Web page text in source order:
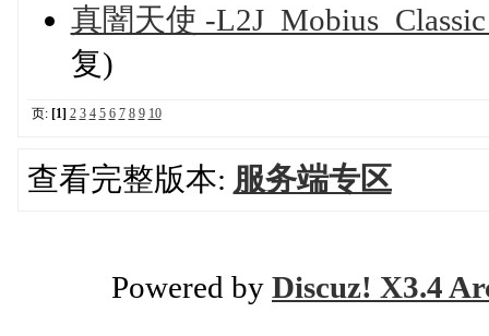
真闇天使 -
复)
页: [1] 2 3 4 5 6 7 8 9 10
查看完整版本: 服务端专区
Powered by Discuz! X3.4